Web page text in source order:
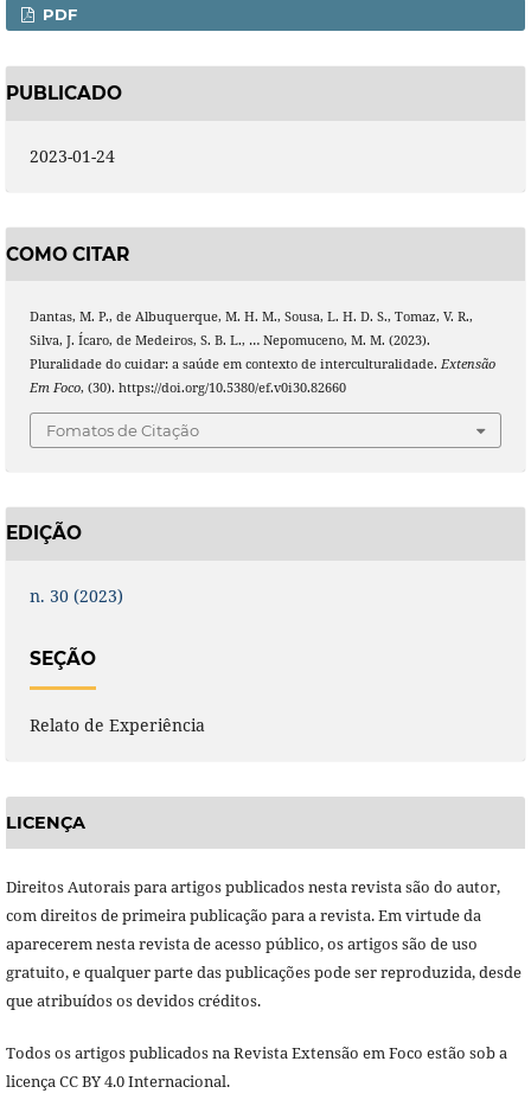
PDF
PUBLICADO
2023-01-24
COMO CITAR
Dantas, M. P., de Albuquerque, M. H. M., Sousa, L. H. D. S., Tomaz, V. R.,
Silva, J. Ícaro, de Medeiros, S. B. L., … Nepomuceno, M. M. (2023).
Pluralidade do cuidar: a saúde em contexto de interculturalidade. Extensão
Em Foco, (30). https://doi.org/10.5380/ef.v0i30.82660
Fomatos de Citação
EDIÇÃO
n. 30 (2023)
SEÇÃO
Relato de Experiência
LICENÇA
Direitos Autorais para artigos publicados nesta revista são do autor,
com direitos de primeira publicação para a revista. Em virtude da
aparecerem nesta revista de acesso público, os artigos são de uso
gratuito, e qualquer parte das publicações pode ser reproduzida, desde
que atribuídos os devidos créditos.
Todos os artigos publicados na Revista Extensão em Foco estão sob a
licença CC BY 4.0 Internacional.